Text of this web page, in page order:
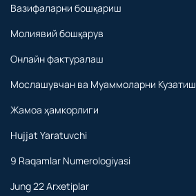
Вазифаларни бошқариш
Молиявий бошқарув
Онлайн фактуралаш
Мослашувчан ва Муаммоларни Кузатиш
Жамоа ҳамкорлиги
Hujjat Yaratuvchi
9 Raqamlar Numerologiyasi
Jung 22 Arxetiplar